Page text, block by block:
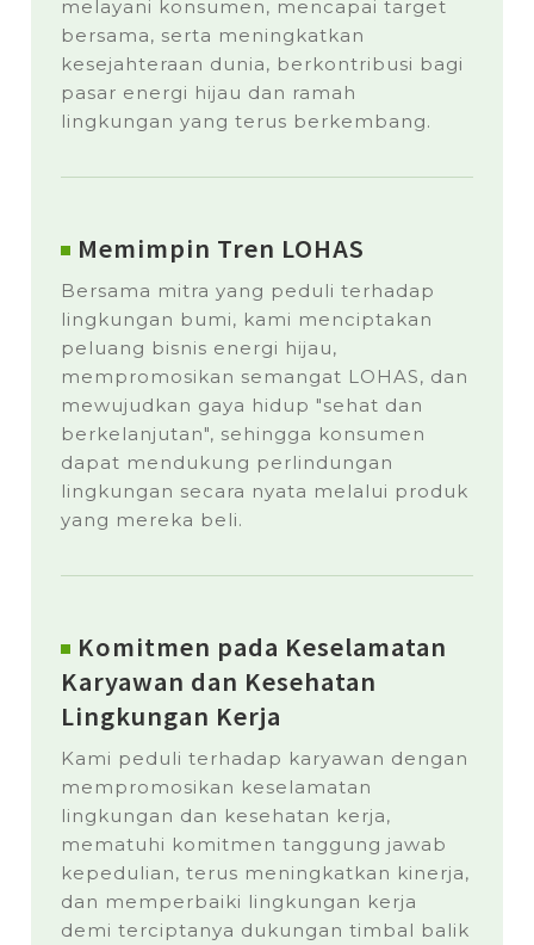
melayani konsumen, mencapai target
bersama, serta meningkatkan
kesejahteraan dunia, berkontribusi bagi
pasar energi hijau dan ramah
lingkungan yang terus berkembang.
Memimpin Tren LOHAS
Bersama mitra yang peduli terhadap
lingkungan bumi, kami menciptakan
peluang bisnis energi hijau,
mempromosikan semangat LOHAS, dan
mewujudkan gaya hidup "sehat dan
berkelanjutan", sehingga konsumen
dapat mendukung perlindungan
lingkungan secara nyata melalui produk
yang mereka beli.
Komitmen pada Keselamatan
Karyawan dan Kesehatan
Lingkungan Kerja
Kami peduli terhadap karyawan dengan
mempromosikan keselamatan
lingkungan dan kesehatan kerja,
mematuhi komitmen tanggung jawab
kepedulian, terus meningkatkan kinerja,
dan memperbaiki lingkungan kerja
demi terciptanya dukungan timbal balik